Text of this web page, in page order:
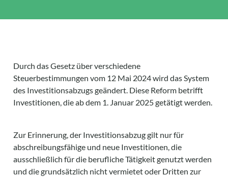
Durch das Gesetz über verschiedene
Steuerbestimmungen vom 12 Mai 2024 wird das System
des Investitionsabzugs geändert. Diese Reform betrifft
Investitionen, die ab dem 1. Januar 2025 getätigt werden.
Zur Erinnerung, der Investitionsabzug gilt nur für
abschreibungsfähige und neue Investitionen, die
ausschließlich für die berufliche Tätigkeit genutzt werden
und die grundsätzlich nicht vermietet oder Dritten zur